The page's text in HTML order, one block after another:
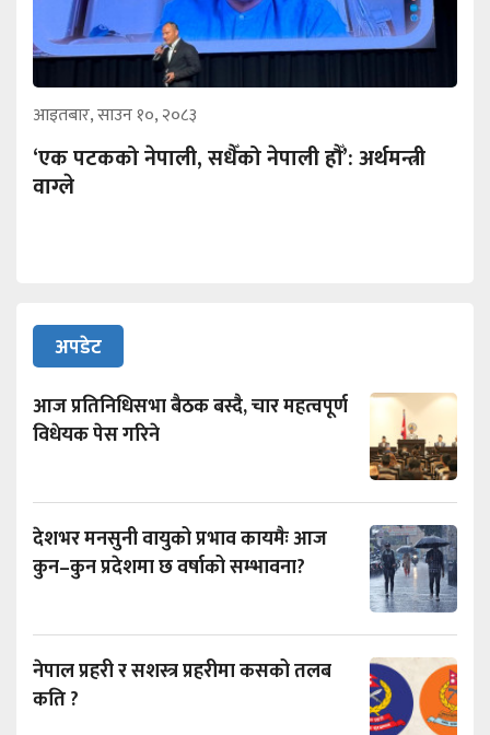
आइतबार, साउन १०, २०८३
‘एक पटकको नेपाली, सधैँको नेपाली हौँ’: अर्थमन्त्री
वाग्ले
अपडेट
आज प्रतिनिधिसभा बैठक बस्दै, चार महत्वपूर्ण
विधेयक पेस गरिने
देशभर मनसुनी वायुको प्रभाव कायमैः आज
कुन–कुन प्रदेशमा छ वर्षाको सम्भावना?
नेपाल प्रहरी र सशस्त्र प्रहरीमा कसको तलब
कति ?